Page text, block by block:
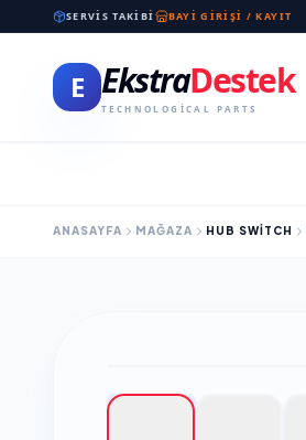
SERVIS TAKIBI BAYI GIRIŞI / KAYIT
E EkstraDestek
TECHNOLOGICAL PARTS
ANASAYFA MAĞAZA HUB SWITCH